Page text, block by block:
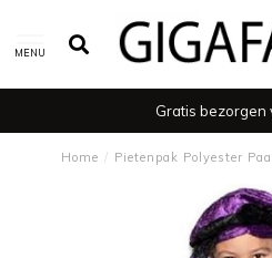
MENU
Gratis bezorgen
Home / Pietenpak Polyester